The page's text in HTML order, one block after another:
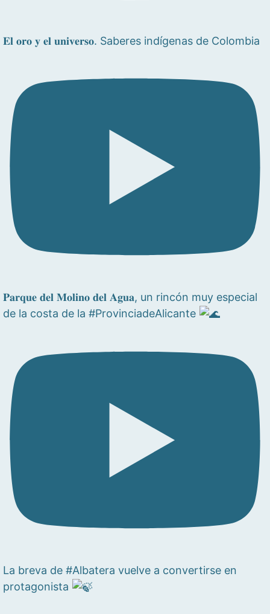
𝐄𝐥 𝐨𝐫𝐨 𝐲 𝐞𝐥 𝐮𝐧𝐢𝐯𝐞𝐫𝐬𝐨. Saberes indígenas de Colombia
𝐏𝐚𝐫𝐪𝐮𝐞 𝐝𝐞𝐥 𝐌𝐨𝐥𝐢𝐧𝐨 𝐝𝐞𝐥 𝐀𝐠𝐮𝐚, un rincón muy especial
de la costa de la #ProvinciadeAlicante
La breva de #Albatera vuelve a convertirse en
protagonista